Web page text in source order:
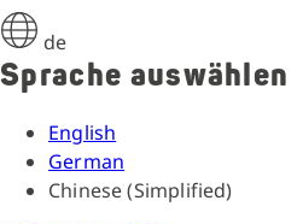
de
Sprache auswählen
English
German
Chinese (Simplified)